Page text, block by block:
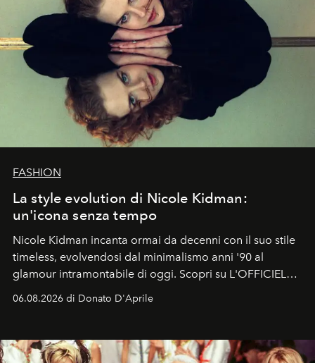
FASHION
La style evolution di Nicole Kidman:
un'icona senza tempo
Nicole Kidman incanta ormai da decenni con il suo stile
timeless, evolvendosi dal minimalismo anni '90 al
glamour intramontabile di oggi. Scopri su L'OFFICIEL
Italia la sua style evolution.
06.08.2026 di Donato D'Aprile